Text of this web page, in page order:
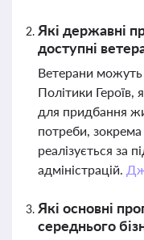
Які державні
доступні
Ветерани
Політики Героїв,
для придбання
потреби,
реалізується за
адміністрацій.
Які основні
середнього